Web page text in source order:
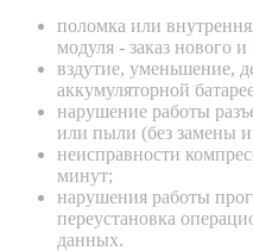
поломка или
модуля - заказ нового
вздутие, уменьшение,
аккумуляторной
нарушение работы
или пыли (без замены
неисправности
минут;
нарушения работы
переустановка
данных.